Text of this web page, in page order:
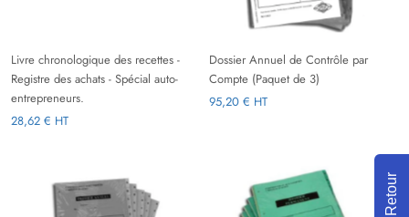
Livre chronologique des recettes -
Registre des achats - Spécial auto-
entrepreneurs.
28,62 € HT
Dossier Annuel de Contrôle par
Compte (Paquet de 3)
95,20 € HT
Retour